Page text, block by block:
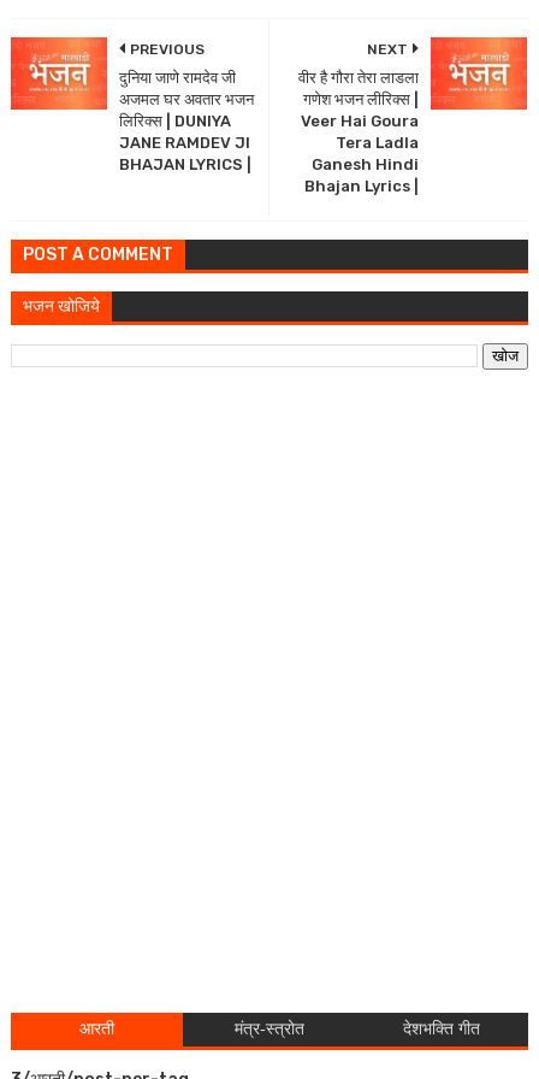
NEXT
वीर है गौरा तेरा लाडला
गणेश भजन लीरिक्स |
Veer Hai Goura
Tera Ladla
Ganesh Hindi
Bhajan Lyrics |
PREVIOUS
दुनिया जाणे रामदेव जी
अजमल घर अवतार भजन
लिरिक्स | DUNIYA
JANE RAMDEV JI
BHAJAN LYRICS |
POST A COMMENT
भजन खोजिये
आरती मंत्र-स्त्रोत देशभक्ति गीत